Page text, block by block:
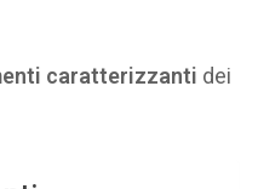
caratterizzanti dei